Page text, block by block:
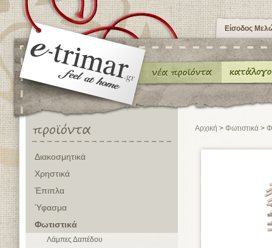
Είσοδος
Διακοσμητικά
Χρηστικά
Έπιπλα
Ύφασμα
Φωτιστικά
Λάμπες Δαπέδου
Αρχική > Φωτιστικά >